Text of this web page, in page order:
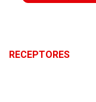
RECEPTORES